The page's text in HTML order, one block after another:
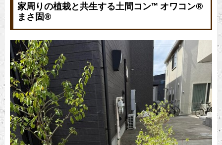
家周りの植栽と共生する土間コン™︎ オワコン®︎
まさ固®︎